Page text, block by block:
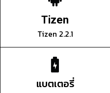
Tizen
Tizen 2.2.1
แบตเตอรี่